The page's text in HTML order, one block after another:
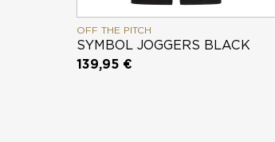
OFF THE PITCH
SYMBOL JOGGERS BLACK
139,95 €